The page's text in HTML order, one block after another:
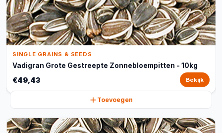
SINGLE GRAINS & SEEDS
Vadigran Grote Gestreepte Zonnebloempitten - 10kg
€49,43 Bekijk
Toevoegen